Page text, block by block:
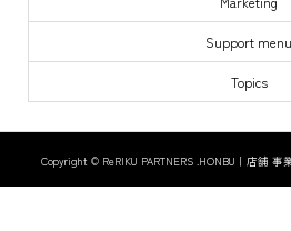
Marketing
Support menu
Topics
Copyright © ReRIKU PARTNERS .HONBU｜店舗